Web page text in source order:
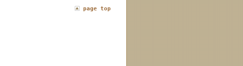
page top